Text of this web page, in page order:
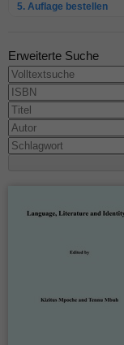
5. Auflage bestellen
Erweiterte Suche